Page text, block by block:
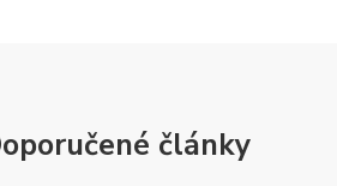
články